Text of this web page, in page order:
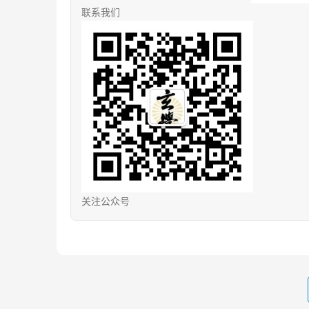
联系我们
关注公众号